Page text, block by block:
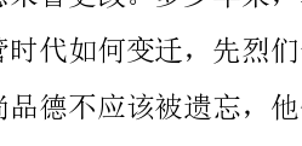
不惜献出自己最珍贵的生命，这是何等的高尚然而，现实生活中，
有人藐视他人生命甚至非法剥夺他人生命，也有人特别是青少年不